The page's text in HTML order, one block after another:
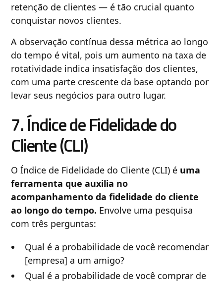
retenção de clientes — é tão crucial quanto
conquistar novos clientes.
A observação contínua dessa métrica ao longo
do tempo é vital, pois um aumento na taxa de
rotatividade indica insatisfação dos clientes,
com uma parte crescente da base optando por
levar seus negócios para outro lugar.
7. Índice de Fidelidade do
Cliente (CLI)
O Índice de Fidelidade do Cliente (CLI) é uma
ferramenta que auxilia no
acompanhamento da fidelidade do cliente
ao longo do tempo. Envolve uma pesquisa
com três perguntas:
Qual é a probabilidade de você recomendar
[empresa] a um amigo?
Qual é a probabilidade de você comprar de